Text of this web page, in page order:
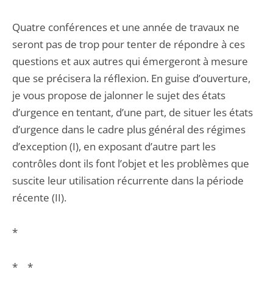
Quatre conférences et une année de travaux ne
seront pas de trop pour tenter de répondre à ces
questions et aux autres qui émergeront à mesure
que se précisera la réflexion. En guise d’ouverture,
je vous propose de jalonner le sujet des états
d’urgence en tentant, d’une part, de situer les états
d’urgence dans le cadre plus général des régimes
d’exception (I), en exposant d’autre part les
contrôles dont ils font l’objet et les problèmes que
suscite leur utilisation récurrente dans la période
récente (II).
*
* *